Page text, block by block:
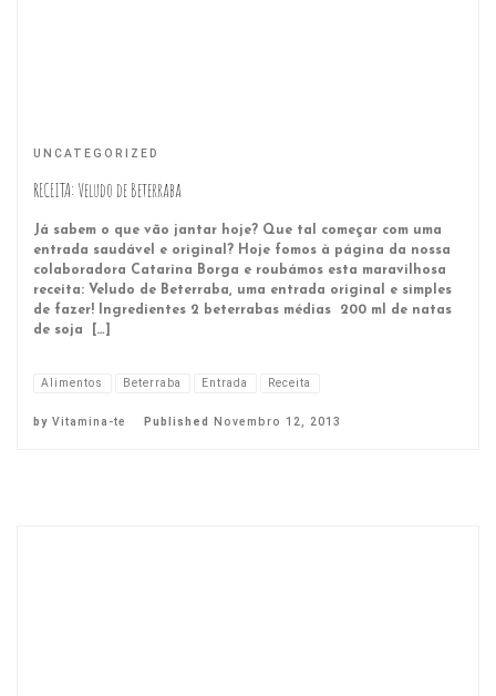
UNCATEGORIZED
RECEITA: Veludo de Beterraba
Já sabem o que vão jantar hoje? Que tal começar com uma
entrada saudável e original? Hoje fomos à página da nossa
colaboradora Catarina Borga e roubámos esta maravilhosa
receita: Veludo de Beterraba, uma entrada original e simples
de fazer! Ingredientes 2 beterrabas médias 200 ml de natas
de soja […]
Alimentos Beterraba Entrada Receita
by Vitamina-te Published Novembro 12, 2013